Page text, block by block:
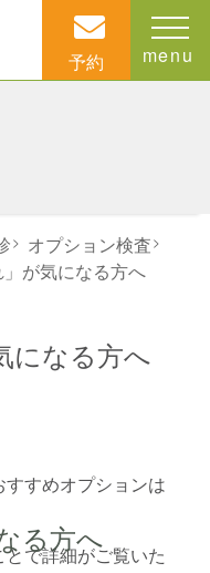
予約 menu
る方へ
> オプション検査>
が気になる方へ
になる方へ
すめオプションは
で詳細がご覧いた